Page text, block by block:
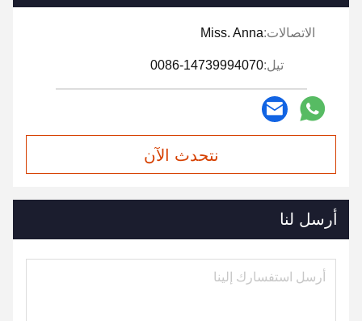
الاتصالات:Miss. Anna
تيل:0086-14739994070
نتحدث الآن
أرسل لنا